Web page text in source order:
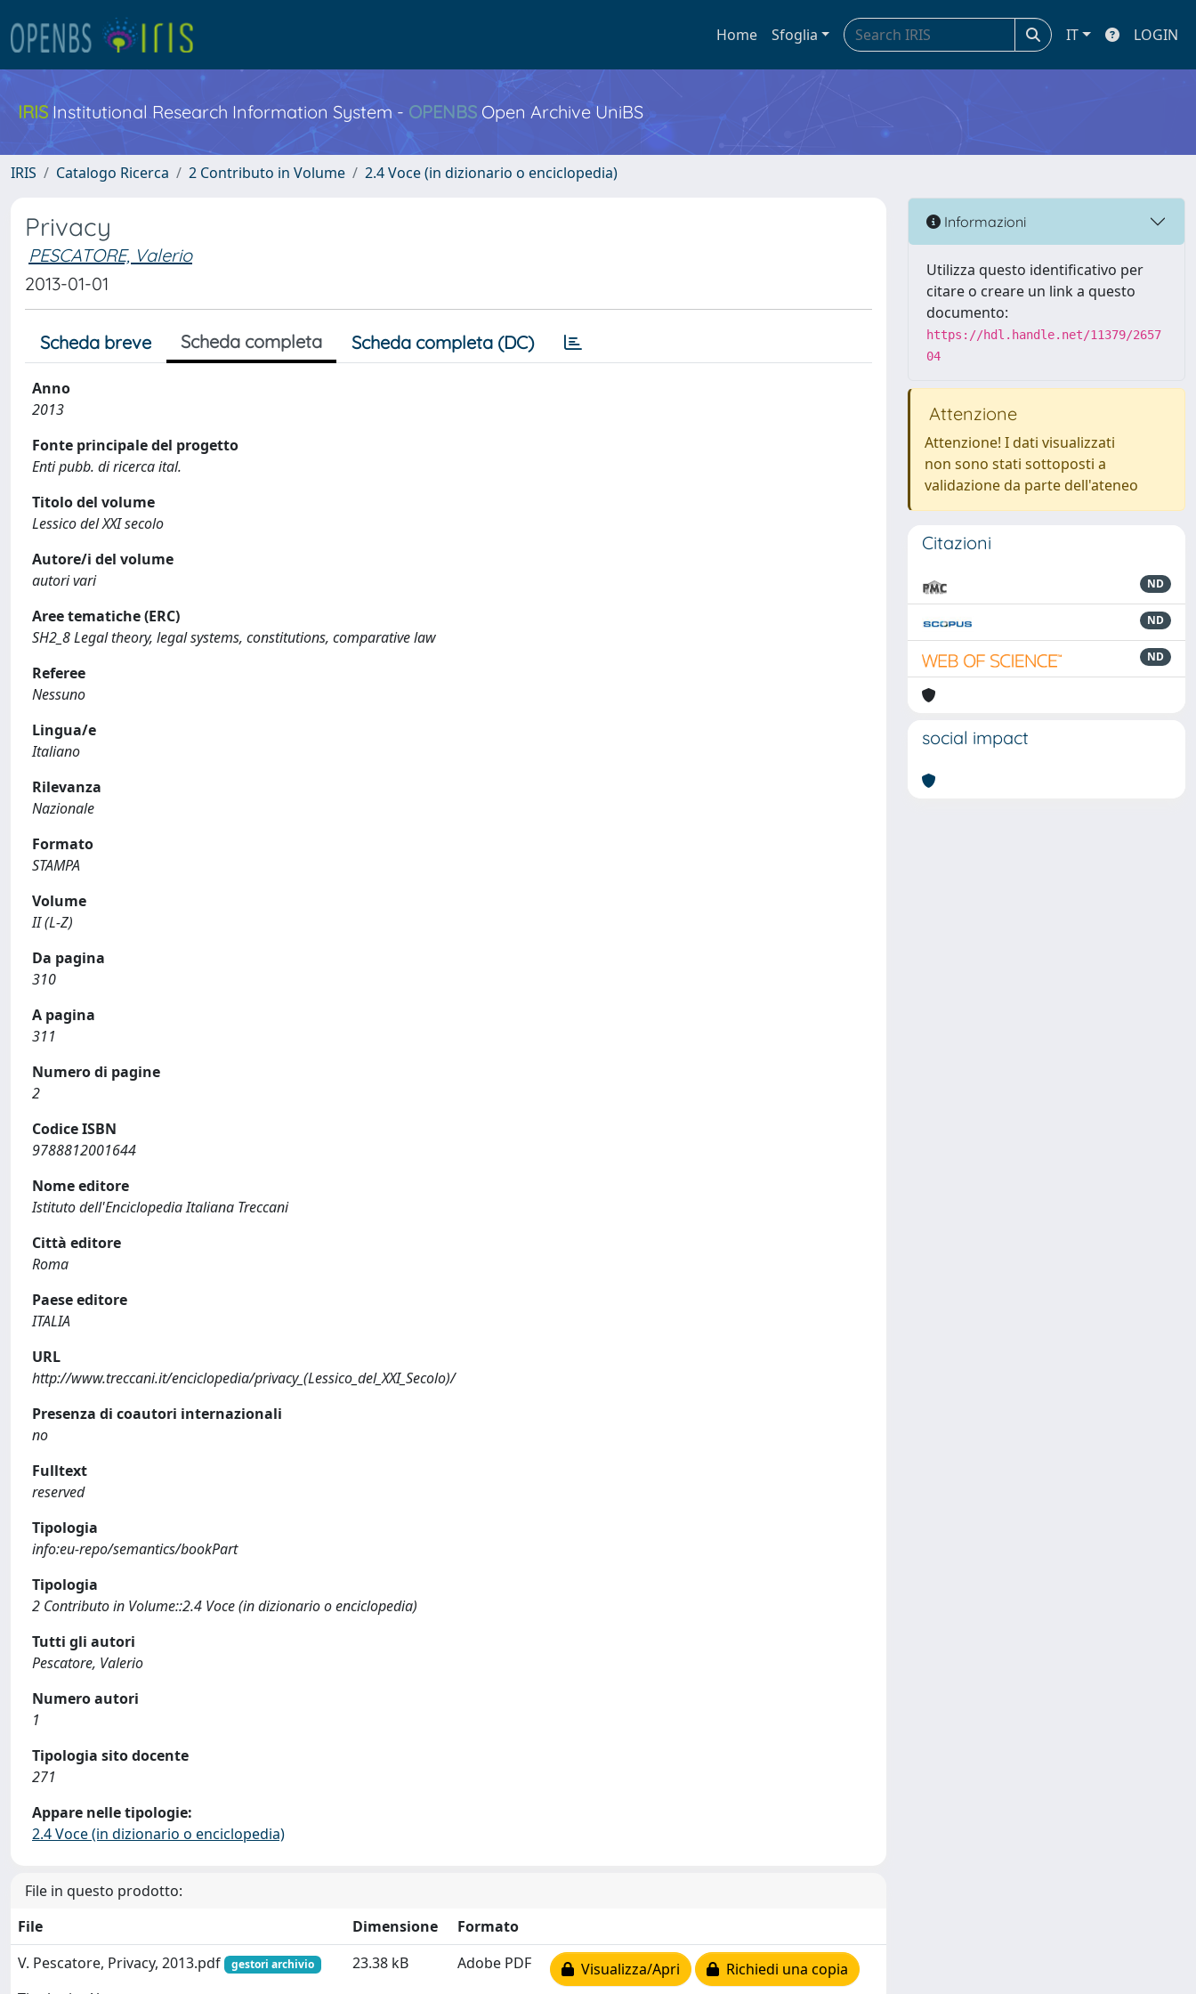
Home Sfoglia IT LOGIN
IRIS Institutional Research Information System - OPENBS Open Archive UniBS
IRIS Catalogo Ricerca 2 Contributo in Volume 2.4 Voce (in dizionario o enciclopedia)
Privacy
PESCATORE, Valerio
2013-01-01
Scheda breve Scheda completa Scheda completa (DC)
Anno
2013
Fonte principale del progetto
Enti pubb. di ricerca ital.
Titolo del volume
Lessico del XXI secolo
Autore/i del volume
autori vari
Aree tematiche (ERC)
SH2_8 Legal theory, legal systems, constitutions, comparative law
Referee
Nessuno
Lingua/e
Italiano
Rilevanza
Nazionale
Formato
STAMPA
Volume
II (L-Z)
Da pagina
310
A pagina
311
Numero di pagine
2
Codice ISBN
9788812001644
Nome editore
Istituto dell'Enciclopedia Italiana Treccani
Città editore
Roma
Paese editore
ITALIA
URL
http://www.treccani.it/enciclopedia/privacy_(Lessico_del_XXI_Secolo)/
Presenza di coautori internazionali
no
Fulltext
reserved
Tipologia
info:eu-repo/semantics/bookPart
Tipologia
2 Contributo in Volume::2.4 Voce (in dizionario o enciclopedia)
Tutti gli autori
Pescatore, Valerio
Numero autori
1
Tipologia sito docente
271
Appare nelle tipologie:
2.4 Voce (in dizionario o enciclopedia)
File in questo prodotto:
File
Dimensione
Formato
V. Pescatore, Privacy, 2013.pdf
gestori archivio 23.38 kB Adobe PDF Visualizza/Apri Richiedi una copia
Informazioni
Utilizza questo identificativo per
citare o creare un link a questo
documento:
https://hdl.handle.net/11379/2657
04
Attenzione
Attenzione! I dati visualizzati
non sono stati sottoposti a
validazione da parte dell'ateneo
Citazioni
ND
ND
ND
social impact